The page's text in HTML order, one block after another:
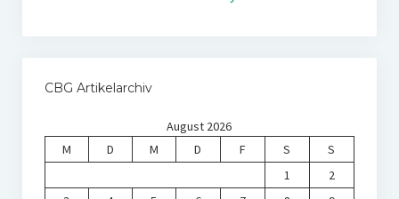
CBG Artikelarchiv
August 2026
M
D M D F S
S
1
2